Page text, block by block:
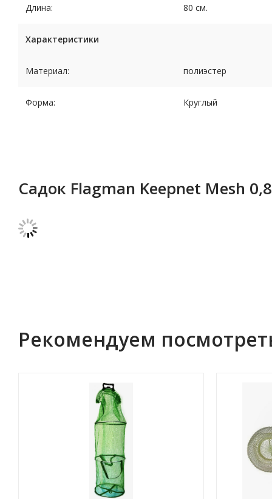
Длина: 80 см.
Характеристики
Материал: полиэстер
Форма: Круглый
Садок Flagman Keepnet Mesh
Рекомендуем